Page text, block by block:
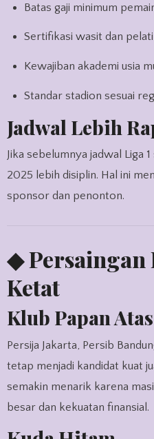
Batas gaji minimum
Sertifikasi wasit dan
Kewajiban akademi usia
Standar stadion sesuai
Jadwal Lebih
Jika sebelumnya jadwal Liga
2025 lebih disiplin. Hal ini
sponsor dan penonton.
◆ Persaingan
Ketat
Klub Papan Atas
Persija Jakarta, Persib
tetap menjadi kandidat kuat
semakin menarik karena
besar dan kekuatan finansial.